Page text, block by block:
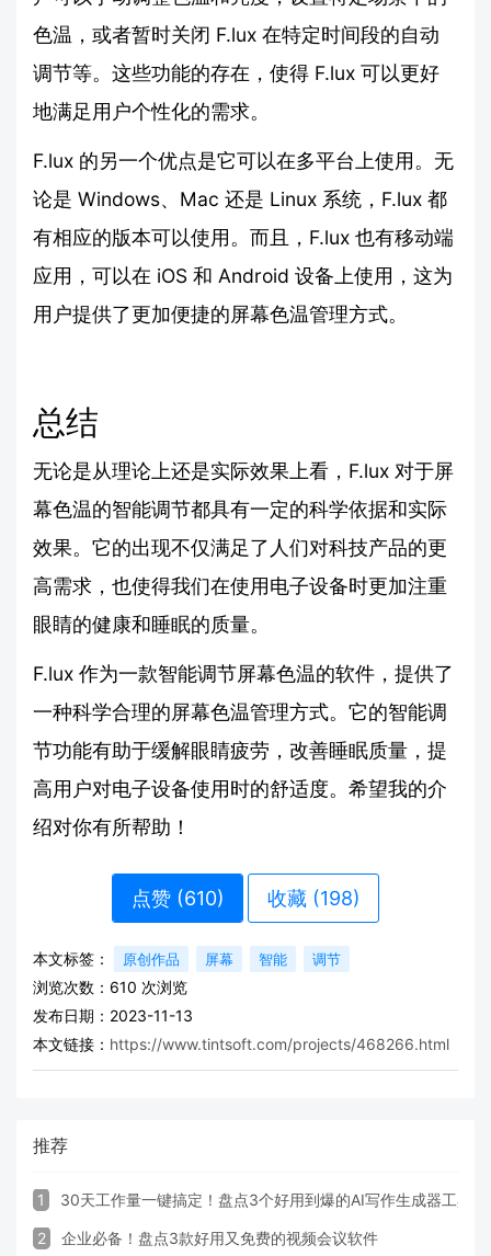
色温，或者暂时关闭 F.lux 在特定时间段的自动
调节等。这些功能的存在，使得 F.lux 可以更好
地满足用户个性化的需求。
F.lux 的另一个优点是它可以在多平台上使用。无
论是 Windows、Mac 还是 Linux 系统，F.lux 都
有相应的版本可以使用。而且，F.lux 也有移动端
应用，可以在 iOS 和 Android 设备上使用，这为
用户提供了更加便捷的屏幕色温管理方式。
总结
无论是从理论上还是实际效果上看，F.lux 对于屏
幕色温的智能调节都具有一定的科学依据和实际
效果。它的出现不仅满足了人们对科技产品的更
高需求，也使得我们在使用电子设备时更加注重
眼睛的健康和睡眠的质量。
F.lux 作为一款智能调节屏幕色温的软件，提供了
一种科学合理的屏幕色温管理方式。它的智能调
节功能有助于缓解眼睛疲劳，改善睡眠质量，提
高用户对电子设备使用时的舒适度。希望我的介
绍对你有所帮助！
点赞 (610) 收藏 (198)
本文标签： 原创作品 屏幕 智能 调节
浏览次数： 610 次浏览
发布日期：2023-11-13
本文链接： https://www.tintsoft.com/projects/468266.html
推荐
1 30天工作量一键搞定！盘点3个好用到爆的AI写作生成器工具
2 企业必备！盘点3款好用又免费的视频会议软件